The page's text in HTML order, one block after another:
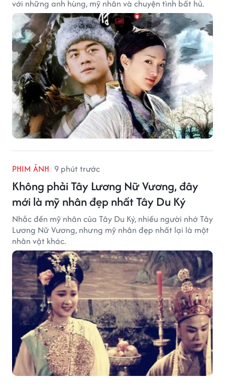
với những anh hùng, mỹ nhân và chuyện tình bất hủ.
PHIM ẢNH 9 phút trước
Không phải Tây Lương Nữ Vương, đây
mới là mỹ nhân đẹp nhất Tây Du Ký
Nhắc đến mỹ nhân của Tây Du Ký, nhiều người nhớ Tây
Lương Nữ Vương, nhưng mỹ nhân đẹp nhất lại là một
nhân vật khác.